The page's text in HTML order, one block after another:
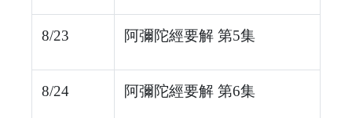
8/23 阿彌陀經要解 第5集
8/24 阿彌陀經要解 第6集